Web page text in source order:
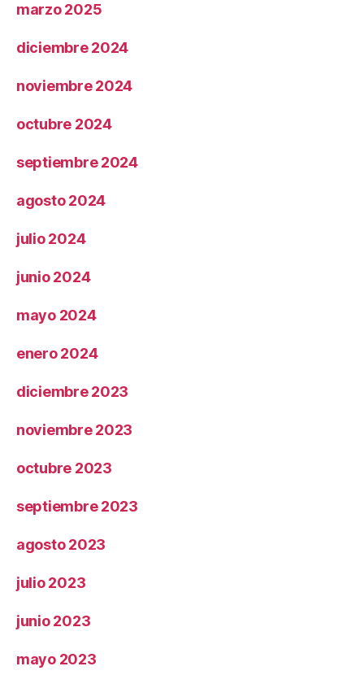
marzo 2025
diciembre 2024
noviembre 2024
octubre 2024
septiembre 2024
agosto 2024
julio 2024
junio 2024
mayo 2024
enero 2024
diciembre 2023
noviembre 2023
octubre 2023
septiembre 2023
agosto 2023
julio 2023
junio 2023
mayo 2023